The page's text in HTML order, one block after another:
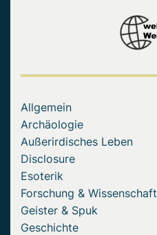
Allgemein
Archäologie
Außerirdisches Leben
Disclosure
Esoterik
Forschung & Wissenschaft
Geister & Spuk
Geschichte